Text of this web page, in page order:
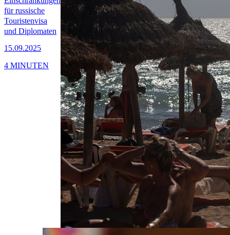
für russische
Touristenvisa
und Diplomaten
15.09.2025
4 MINUTEN